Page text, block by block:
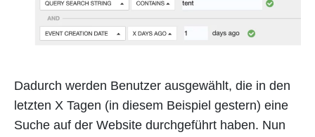
Dadurch werden Benutzer ausgewählt, die in den
letzten X Tagen (in diesem Beispiel gestern) eine
Suche auf der Website durchgeführt haben. Nun